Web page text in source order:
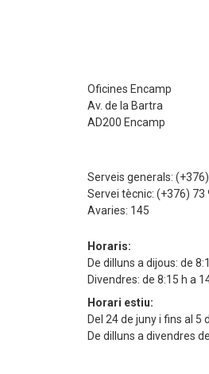
Oficines Encamp
Av. de la Bartra
AD200 Encamp
Serveis generals:
Servei tècnic:(+376) 73
Avaries: 145
Horaris:
De dilluns a dijous: de
Divendres: de 8:15 h a
Horari estiu:
Del 24 de juny i fins al 5
De dilluns a divendres